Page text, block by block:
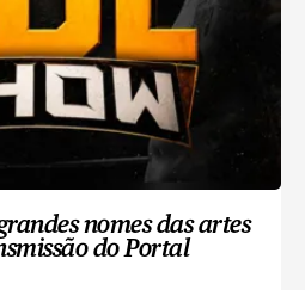
nomes das artes
do Portal